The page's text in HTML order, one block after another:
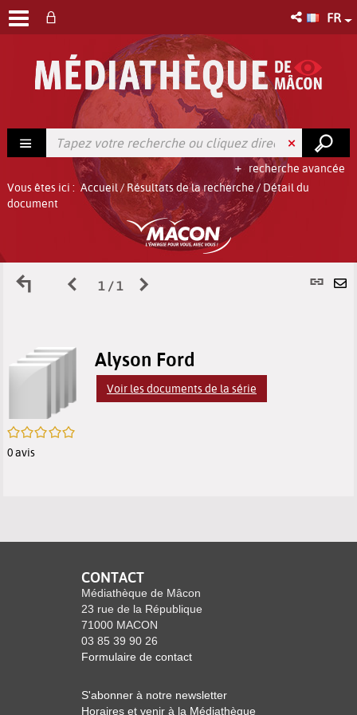
FR
recherche avancée
Vous êtes ici : Accueil/ Résultats de la recherche / Détail du
document
Retour
résultats
de
recherche
Page
des
résultats
1 / 1
Page
des
/5
0avis
Alyson Ford
Voir les documents de la série
CONTACT
Médiathèque de Mâcon
23 rue de la République
71000 MACON
03 85 39 90 26
Formulaire de contact
S'abonner à notre newsletter
Horaires et venir à la Médiathèque